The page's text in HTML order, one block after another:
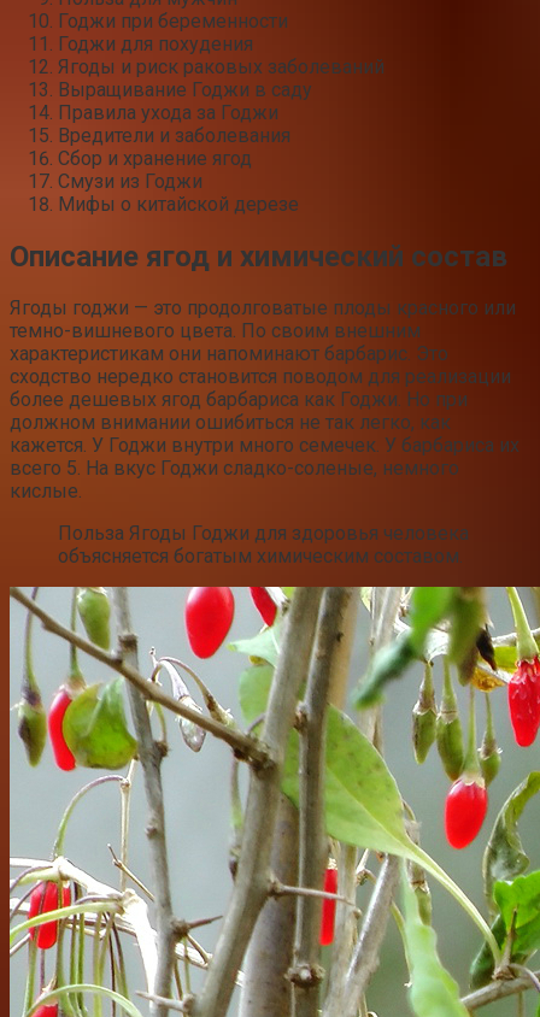
Годжи при беременности
Годжи для похудения
Ягоды и риск раковых заболеваний
Выращивание Годжи в саду
Правила ухода за Годжи
Вредители и заболевания
Сбор и хранение ягод
Смузи из Годжи
Мифы о китайской дерезе
Описание ягод и химический состав
Ягоды годжи — это продолговатые плоды красного или
темно-вишневого цвета. По своим внешним
характеристикам они напоминают барбарис. Это
сходство нередко становится поводом для реализации
более дешевых ягод барбариса как Годжи. Но при
должном внимании ошибиться не так легко, как
кажется. У Годжи внутри много семечек. У барбариса их
всего 5. На вкус Годжи сладко-соленые, немного
кислые.
Польза Ягоды Годжи для здоровья человека
объясняется богатым химическим составом.